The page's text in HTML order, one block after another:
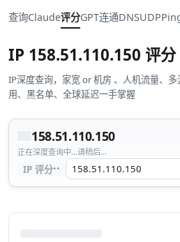
查询Claude评分GPT连通DNSUDP
IP 158.51.110.150 评分
IP深度查询，家宽 or 机房 、人机流量、
用、黑名单、全球延迟一手掌握
158.51.110.150
正在深度查询中...请稍后...
IP 评分··